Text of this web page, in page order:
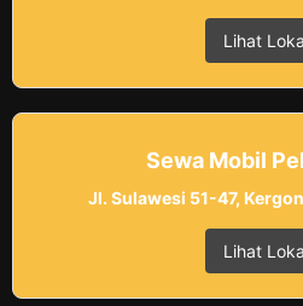
Lihat
Sewa Mobil
Jl. Sulawesi 51-47,
Lihat